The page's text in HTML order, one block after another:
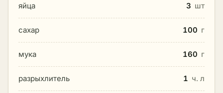
яйца 3 шт
сахар 100 г
мука 160 г
разрыхлитель 1 ч. л